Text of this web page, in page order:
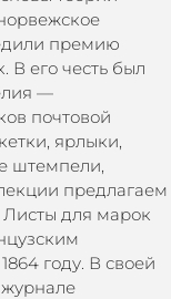
премию
В его честь был
—
почтовой
ярлыки,
штемпели,
предлагаем
для марок
году. В своей